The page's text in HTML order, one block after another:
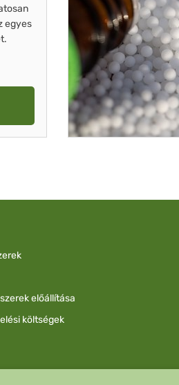
egyes
előállítása
költségek